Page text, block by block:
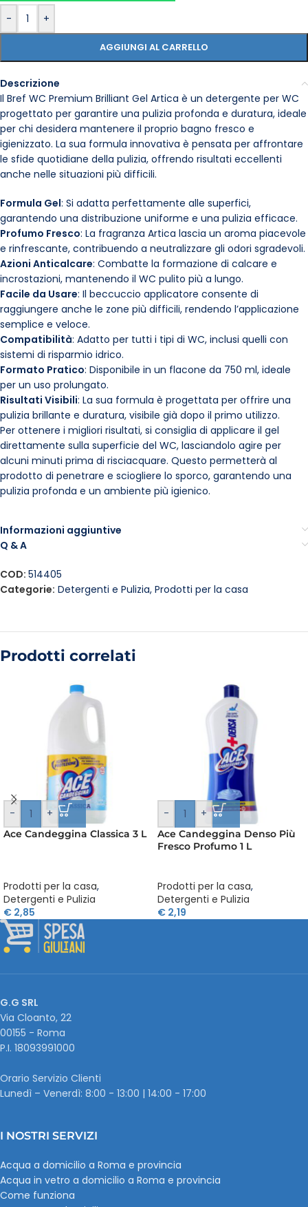
- +
AGGIUNGI AL CARRELLO
Descrizione
Il Bref WC Premium Brilliant Gel Artica è un detergente per WC
progettato per garantire una pulizia profonda e duratura, ideale
per chi desidera mantenere il proprio bagno fresco e
igienizzato. La sua formula innovativa è pensata per affrontare
le sfide quotidiane della pulizia, offrendo risultati eccellenti
anche nelle situazioni più difficili.
Formula Gel: Si adatta perfettamente alle superfici,
garantendo una distribuzione uniforme e una pulizia efficace.
Profumo Fresco: La fragranza Artica lascia un aroma piacevole
e rinfrescante, contribuendo a neutralizzare gli odori sgradevoli.
Azioni Anticalcare: Combatte la formazione di calcare e
incrostazioni, mantenendo il WC pulito più a lungo.
Facile da Usare: Il beccuccio applicatore consente di
raggiungere anche le zone più difficili, rendendo l’applicazione
semplice e veloce.
Compatibilità: Adatto per tutti i tipi di WC, inclusi quelli con
sistemi di risparmio idrico.
Formato Pratico: Disponibile in un flacone da 750 ml, ideale
per un uso prolungato.
Risultati Visibili: La sua formula è progettata per offrire una
pulizia brillante e duratura, visibile già dopo il primo utilizzo.
Per ottenere i migliori risultati, si consiglia di applicare il gel
direttamente sulla superficie del WC, lasciandolo agire per
alcuni minuti prima di risciacquare. Questo permetterà al
prodotto di penetrare e sciogliere lo sporco, garantendo una
pulizia profonda e un ambiente più igienico.
Informazioni aggiuntive
Q & A
COD: 514405
Categorie: Detergenti e Pulizia, Prodotti per la casa
Prodotti correlati
- +
Ace Candeggina Classica 3 L
Prodotti per la casa,
Detergenti e Pulizia
€ 2,85
- +
Ace Candeggina Denso Più
Fresco Profumo 1 L
Prodotti per la casa,
Detergenti e Pulizia
€ 2,19
G.G SRL
Via Cloanto, 22
00155 - Roma
P.I. ‭18093991000
Orario Servizio Clienti
Lunedì – Venerdì: 8:00 - 13:00 | 14:00 - 17:00
I NOSTRI SERVIZI
Acqua a domicilio a Roma e provincia
Acqua in vetro a domicilio a Roma e provincia
Come funziona